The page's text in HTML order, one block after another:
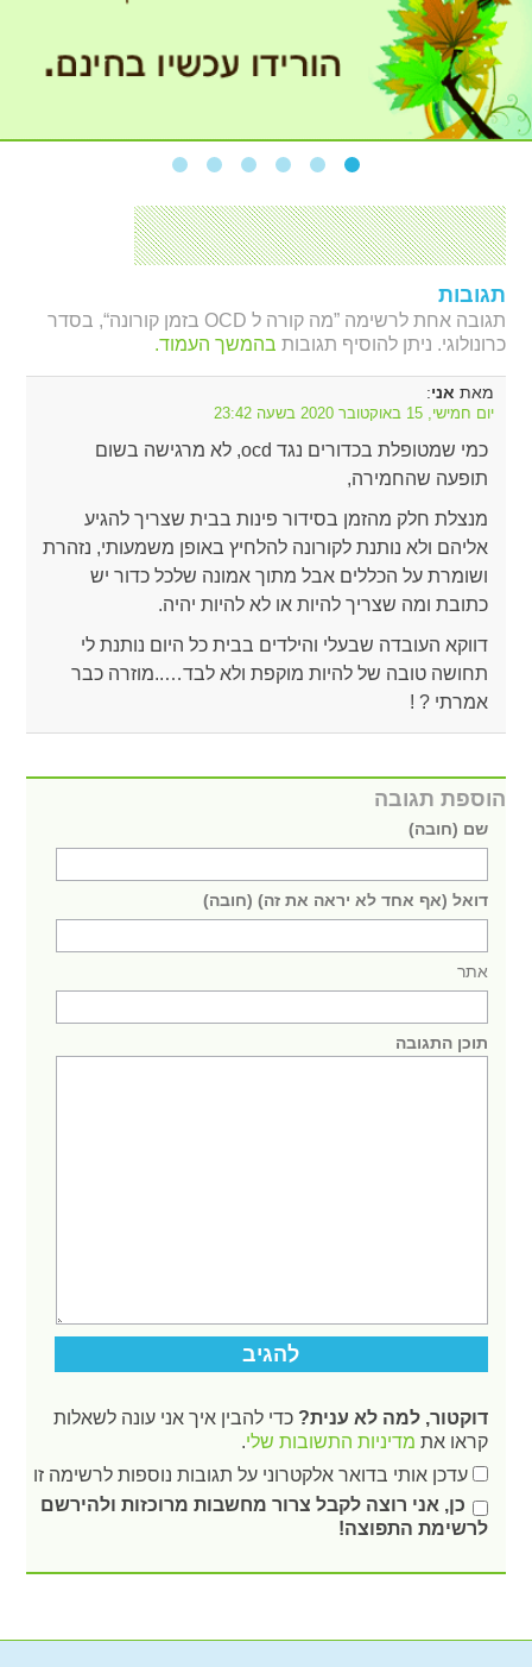
תגובות
תגובה אחת לרשימה ”מה קורה ל OCD בזמן קורונה“, בסדר
כרונולוגי. ניתן להוסיף תגובות בהמשך העמוד.
מאת אני:
יום חמישי, 15 באוקטובר 2020 בשעה 23:42
כמי שמטופלת בכדורים נגד ocd, לא מרגישה בשום
תופעה שהחמירה,
מנצלת חלק מהזמן בסידור פינות בבית שצריך להגיע
אליהם ולא נותנת לקורונה להלחיץ באופן משמעותי, נזהרת
ושומרת על הכללים אבל מתוך אמונה שלכל כדור יש
כתובת ומה שצריך להיות או לא להיות יהיה.
דווקא העובדה שבעלי והילדים בבית כל היום נותנת לי
תחושה טובה של להיות מוקפת ולא לבד…..מוזרה כבר
אמרתי ? !
הוספת תגובה
שם (חובה)
דואל (אף אחד לא יראה את זה) (חובה)
אתר
תוכן התגובה
דוקטור, למה לא ענית? כדי להבין איך אני עונה לשאלות
קראו את מדיניות התשובות שלי.
עדכן אותי בדואר אלקטרוני על תגובות נוספות לרשימה זו
כן, אני רוצה לקבל צרור מחשבות מרוכזות ולהירשם
לרשימת התפוצה!